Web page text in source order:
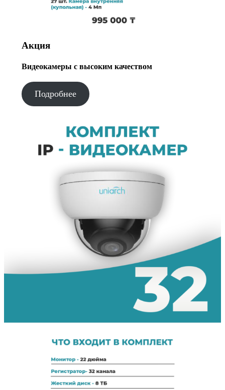
Акция
Видеокамеры с высоким качеством
Подробнее